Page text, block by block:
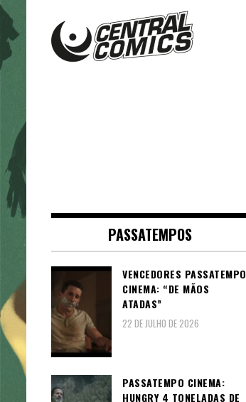
PASSATEMPOS
VENCEDORES PASSATEMPO
CINEMA: “DE MÃOS
ATADAS”
22 DE JULHO DE 2026
PASSATEMPO CINEMA:
HUNGRY 4 TONELADAS DE